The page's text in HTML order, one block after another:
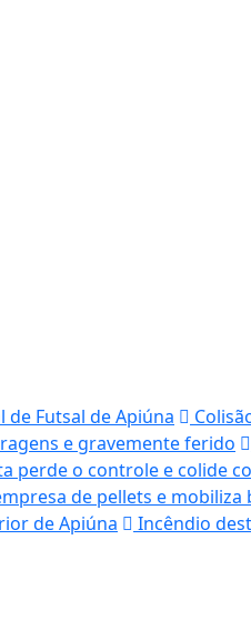
Futsal de Apiúna
e gravemente ferido
perde o controle e colide
de pellets e
de Apiúna
Incêndio